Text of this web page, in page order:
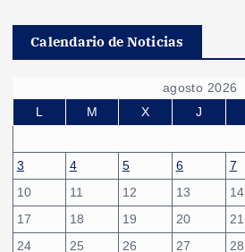
Calendario de Noticias
agosto 2026
L
M X J
3
4 5 6 7
10
11 12 13 14
17
18 19 20 21
24
25 26 27 28